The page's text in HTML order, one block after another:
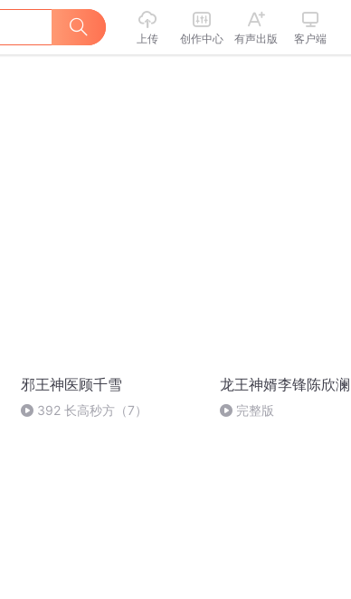
上传 创作中心 有声出版 客户端
邪王神医顾千雪
392 长高秒方（7）
龙王神婿李锋陈欣澜
完整版